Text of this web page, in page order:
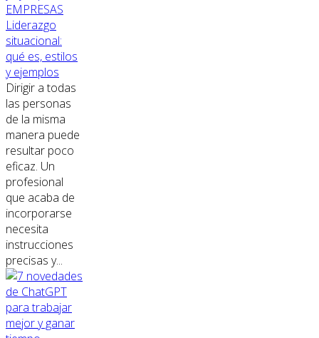
EMPRESAS
Liderazgo
situacional:
qué es, estilos
y ejemplos
Dirigir a todas
las personas
de la misma
manera puede
resultar poco
eficaz. Un
profesional
que acaba de
incorporarse
necesita
instrucciones
precisas y...